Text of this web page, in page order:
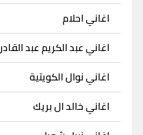
اغاني احلام
اغاني عبد الكريم عبد القادر
اغاني نوال الكويتية
اغاني خالد ال بريك